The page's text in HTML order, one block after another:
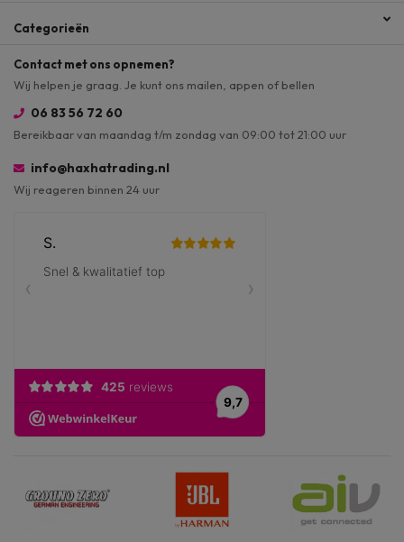
Categorieën
Contact met ons opnemen?
Wij helpen je graag. Je kunt ons mailen, appen of bellen
06 83 56 72 60
Bereikbaar van maandag t/m zondag van 09:00 tot 21:00 uur
info@haxhatrading.nl
Wij reageren binnen 24 uur